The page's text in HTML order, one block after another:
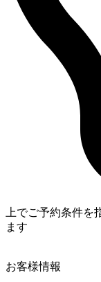
上でご予約条件
ます
お客様情報